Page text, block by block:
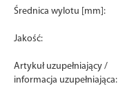
Średnica wylotu [mm]:
Jakość:
Artykuł uzupełniający /
informacja uzupełniająca: